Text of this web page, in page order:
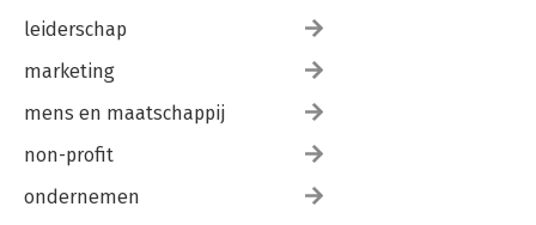
leiderschap
marketing
mens en maatschappij
non-profit
ondernemen